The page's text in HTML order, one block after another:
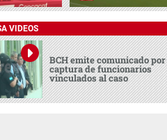
VIDEOS
BCH emite comunicado por
captura de funcionarios
vinculados al caso